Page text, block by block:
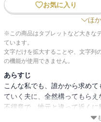
お気に入り
ほ
※この商品はタブレットなど大きな
ています。
文字だけを拡大することや、文字列
の機能が使用できません。
あらすじ
こんな私でも、誰かから求め
ていく夫に、全然構ってもら
不得意で、地元と違って近く
たまらない。誰でもいいから